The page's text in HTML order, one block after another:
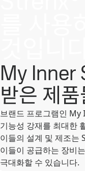
My Inner
받은 제
브랜드 프로그램인
기능성 강재를 최대한
이들의 설계 및 제조는
이들이 공급하는 장비
극대화할 수 있습니다.